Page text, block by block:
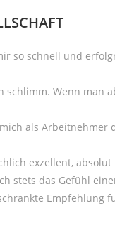
so schnell und
schlimm. Wenn man
als
exzellent,
stets das Gefühl
Empfehlung